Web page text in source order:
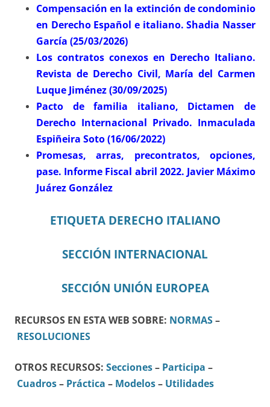
Compensación en la extinción de condominio
en Derecho Español e italiano. Shadia Nasser
García (25/03/2026)
Los contratos conexos en Derecho Italiano.
Revista de Derecho Civil, María del Carmen
Luque Jiménez (30/09/2025)
Pacto de familia italiano, Dictamen de
Derecho Internacional Privado. Inmaculada
Espiñeira Soto (16/06/2022)
Promesas, arras, precontratos, opciones,
pase. Informe Fiscal abril 2022. Javier Máximo
Juárez González
ETIQUETA DERECHO ITALIANO
SECCIÓN INTERNACIONAL
SECCIÓN UNIÓN EUROPEA
RECURSOS EN ESTA WEB SOBRE: NORMAS–
RESOLUCIONES
OTROS RECURSOS: Secciones– Participa –
Cuadros– Práctica – Modelos– Utilidades